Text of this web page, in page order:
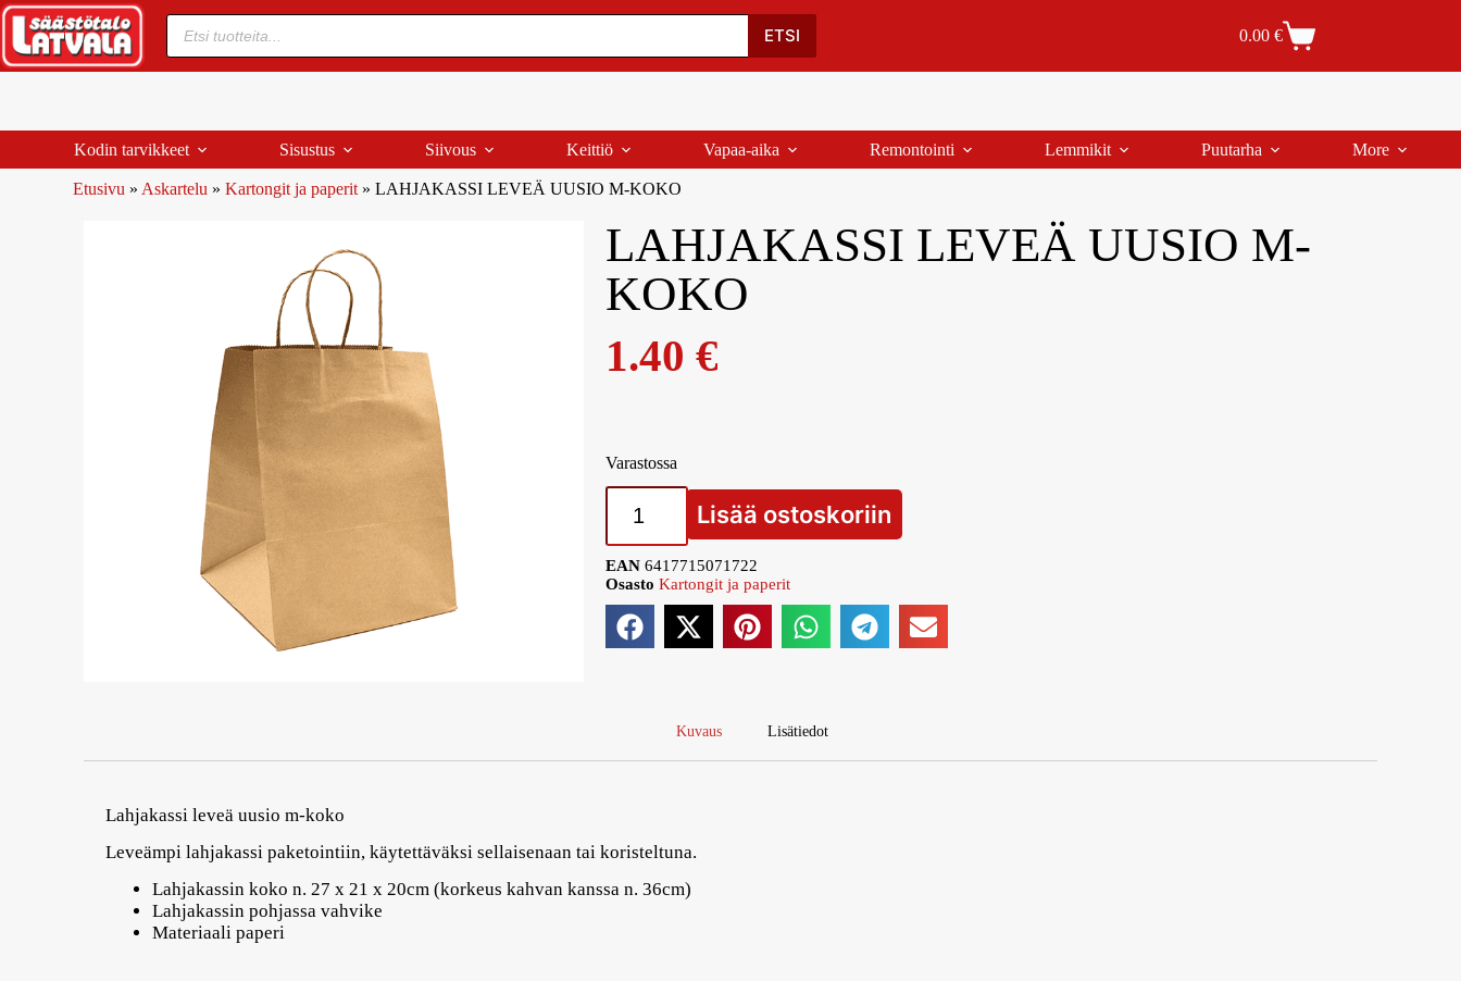
Oma Tili Ostoskori Yhteystiedot Tilauksen peruutus
ETSI 0.00 €
Kodin tarvikkeet Sisustus Siivous Keittiö Vapaa-aika Remontointi Lemmikit Puutarha More
Etusivu » Askartelu » Kartongit ja paperit » LAHJAKASSI LEVEÄ UUSIO M-KOKO
LAHJAKASSI LEVEÄ UUSIO M-
KOKO
1.40 €
Varastossa
Lisää ostoskoriin
EAN 6417715071722
Osasto Kartongit ja paperit
Kuvaus Lisätiedot
Lahjakassi leveä uusio m-koko
Leveämpi lahjakassi paketointiin, käytettäväksi sellaisenaan tai koristeltuna.
Lahjakassin koko n. 27 x 21 x 20cm (korkeus kahvan kanssa n. 36cm)
Lahjakassin pohjassa vahvike
Materiaali paperi